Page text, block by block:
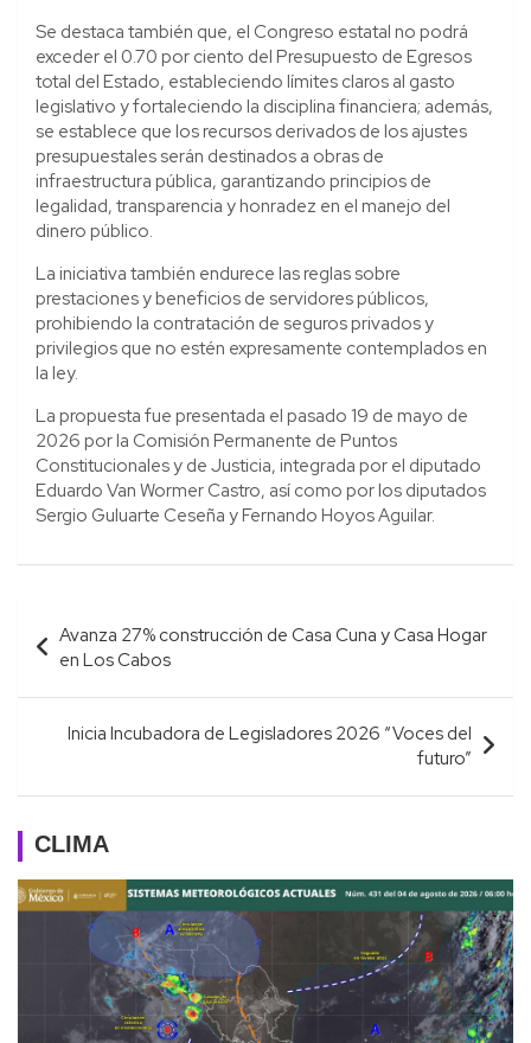
Se destaca también que, el Congreso estatal no podrá
exceder el 0.70 por ciento del Presupuesto de Egresos
total del Estado, estableciendo límites claros al gasto
legislativo y fortaleciendo la disciplina financiera; además,
se establece que los recursos derivados de los ajustes
presupuestales serán destinados a obras de
infraestructura pública, garantizando principios de
legalidad, transparencia y honradez en el manejo del
dinero público.
La iniciativa también endurece las reglas sobre
prestaciones y beneficios de servidores públicos,
prohibiendo la contratación de seguros privados y
privilegios que no estén expresamente contemplados en
la ley.
La propuesta fue presentada el pasado 19 de mayo de
2026 por la Comisión Permanente de Puntos
Constitucionales y de Justicia, integrada por el diputado
Eduardo Van Wormer Castro, así como por los diputados
Sergio Guluarte Ceseña y Fernando Hoyos Aguilar.
Navegación
de
entradas
Avanza 27% construcción de Casa Cuna y Casa Hogar
en Los Cabos
Inicia Incubadora de Legisladores 2026 “Voces del
futuro”
CLIMA